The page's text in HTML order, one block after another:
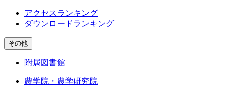
アクセスランキング
ダウンロードランキング
その他
附属図書館
農学院・農学研究院